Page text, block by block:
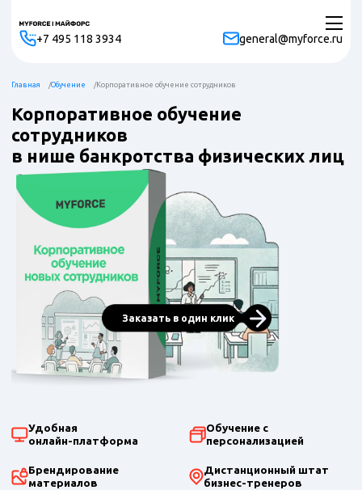
+7 495 118 3934 general@myforce.ru
Главная Обучение Корпоративное обучение сотрудников
Корпоративное обучение
сотрудников
в нише банкротства физических лиц
Заказать в один клик
Удобная
онлайн-платформа
Обучение с
персонализацией
Брендирование
материалов
Дистанционный штат
бизнес-тренеров